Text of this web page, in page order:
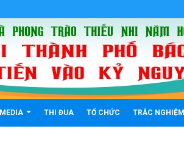
MEDIA THI ĐUA TỔ CHỨC TRẮC NGHIỆM